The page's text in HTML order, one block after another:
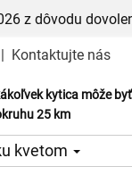
z dôvodu
| Kontaktujte nás
kytica môže
25 km
Click & Collect
kvetom